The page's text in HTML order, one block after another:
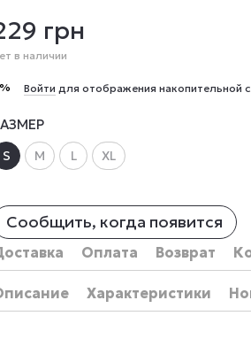
грн
в наличии
% Войти для отображения накопительной
S M L XL
Сообщить, когда появится
Оплата Возврат
Характеристики